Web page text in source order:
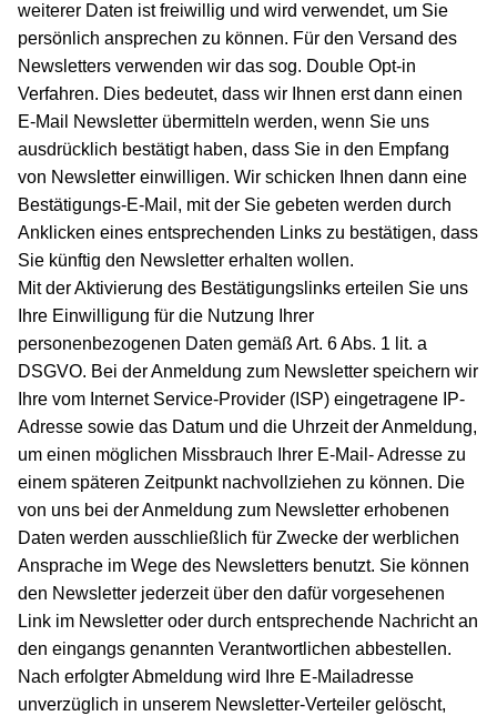
weiterer Daten ist freiwillig und wird verwendet, um Sie
persönlich ansprechen zu können. Für den Versand des
Newsletters verwenden wir das sog. Double Opt-in
Verfahren. Dies bedeutet, dass wir Ihnen erst dann einen
E-Mail Newsletter übermitteln werden, wenn Sie uns
ausdrücklich bestätigt haben, dass Sie in den Empfang
von Newsletter einwilligen. Wir schicken Ihnen dann eine
Bestätigungs-E-Mail, mit der Sie gebeten werden durch
Anklicken eines entsprechenden Links zu bestätigen, dass
Sie künftig den Newsletter erhalten wollen.
Mit der Aktivierung des Bestätigungslinks erteilen Sie uns
Ihre Einwilligung für die Nutzung Ihrer
personenbezogenen Daten gemäß Art. 6 Abs. 1 lit. a
DSGVO. Bei der Anmeldung zum Newsletter speichern wir
Ihre vom Internet Service-Provider (ISP) eingetragene IP-
Adresse sowie das Datum und die Uhrzeit der Anmeldung,
um einen möglichen Missbrauch Ihrer E-Mail- Adresse zu
einem späteren Zeitpunkt nachvollziehen zu können. Die
von uns bei der Anmeldung zum Newsletter erhobenen
Daten werden ausschließlich für Zwecke der werblichen
Ansprache im Wege des Newsletters benutzt. Sie können
den Newsletter jederzeit über den dafür vorgesehenen
Link im Newsletter oder durch entsprechende Nachricht an
den eingangs genannten Verantwortlichen abbestellen.
Nach erfolgter Abmeldung wird Ihre E-Mailadresse
unverzüglich in unserem Newsletter-Verteiler gelöscht,